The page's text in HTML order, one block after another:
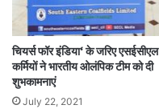
चियर्स फॉर इंडिया‘ के जरिए एसईसीएल
कर्मियों ने भारतीय ओलंपिक टीम को दी
शुभकामनाएं
July 22, 2021